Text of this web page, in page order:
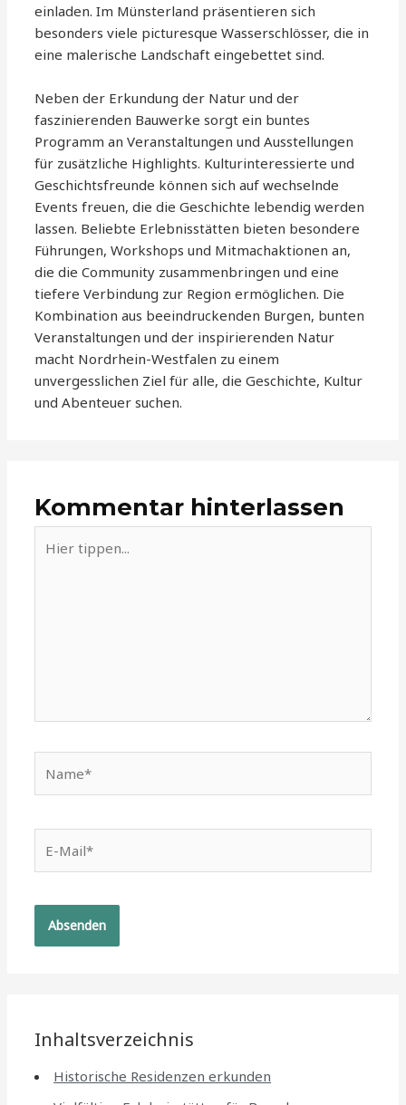
einladen. Im Münsterland präsentieren sich
besonders viele picturesque Wasserschlösser, die in
eine malerische Landschaft eingebettet sind.
Neben der Erkundung der Natur und der
faszinierenden Bauwerke sorgt ein buntes
Programm an Veranstaltungen und Ausstellungen
für zusätzliche Highlights. Kulturinteressierte und
Geschichtsfreunde können sich auf wechselnde
Events freuen, die die Geschichte lebendig werden
lassen. Beliebte Erlebnisstätten bieten besondere
Führungen, Workshops und Mitmachaktionen an,
die die Community zusammenbringen und eine
tiefere Verbindung zur Region ermöglichen. Die
Kombination aus beeindruckenden Burgen, bunten
Veranstaltungen und der inspirierenden Natur
macht Nordrhein-Westfalen zu einem
unvergesslichen Ziel für alle, die Geschichte, Kultur
und Abenteuer suchen.
Kommentar hinterlassen
tippen...
Mail*
Inhaltsverzeichnis
Historische Residenzen erkunden